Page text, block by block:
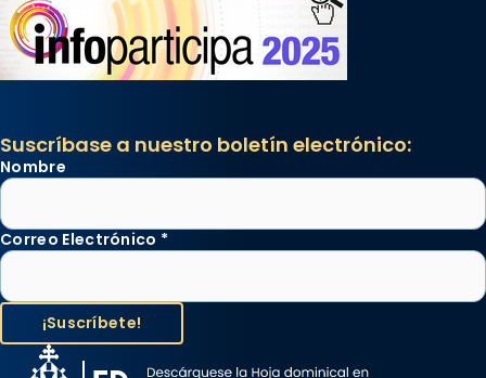
Suscríbase a nuestro boletín electrónico:
Nombre
Correo Electrónico *